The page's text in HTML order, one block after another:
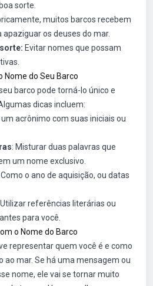
sorte.
muitos barcos recebem
os deuses do mar.
Evitar nomes que possam
Nome do Seu Barco
barco pode torná-lo único e
dicas incluem:
um acrônimo com suas iniciais ou
: Misturar duas palavras que
um nome exclusivo.
Como o ano de aquisição, ou datas
Utilizar referências literárias ou
para você.
o Nome do Barco
representar quem você é e como
ao mar. Se há uma mensagem ou
nome, ele vai se tornar muito